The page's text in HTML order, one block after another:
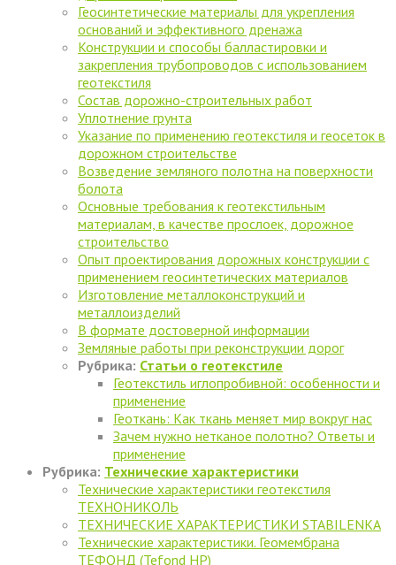
Геосинтетические материалы для укрепления
оснований и эффективного дренажа
Конструкции и способы балластировки и
закрепления трубопроводов с использованием
геотекстиля
Состав дорожно-строительных работ
Уплотнение грунта
Указание по применению геотекстиля и геосеток в
дорожном строительстве
Возведение земляного полотна на поверхности
болота
Основные требования к геотекстильным
материалам, в качестве прослоек, дорожное
строительство
Опыт проектирования дорожных конструкции с
применением геосинтетических материалов
Изготовление металлоконструкций и
металлоизделий
В формате достоверной информации
Земляные работы при реконструкции дорог
Рубрика: Статьи о геотекстиле
Геотекстиль иглопробивной: особенности и
применение
Геоткань: Как ткань меняет мир вокруг нас
Зачем нужно нетканое полотно? Ответы и
применение
Рубрика: Технические характеристики
Технические характеристики геотекстиля
ТЕХНОНИКОЛЬ
ТЕХНИЧЕСКИЕ ХАРАКТЕРИСТИКИ STABILENKA
Технические характеристики. Геомембрана
ТЕФОНД (Tefond HP)